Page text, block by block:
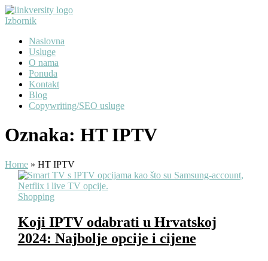
Preskoči
na
Izbornik
Naslovna
Usluge
O nama
Ponuda
Kontakt
Blog
Copywriting/SEO usluge
Oznaka: HT IPTV
Home » HT IPTV
Shopping
Koji IPTV odabrati u Hrvatskoj
2024: Najbolje opcije i cijene